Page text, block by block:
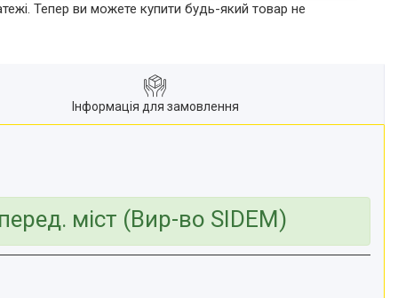
Тепер ви можете купити будь-який товар не
Інформація для замовлення
міст (Вир-во SIDEM)